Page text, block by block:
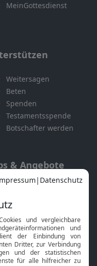
MeinGottesdienst
Weitersagen
Beten
Spenden
Testamentsspende
Botschafter werden
& Angebote
Mobile App
Smart TV
HbbTV
Bibelthek Online-Bibel
Nächster Gottesdienst